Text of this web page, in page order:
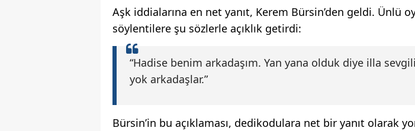
Aşk iddialarına en net yanıt, Kerem Bürsin’den geldi. Ünlü
söylentilere şu sözlerle açıklık getirdi:
“Hadise benim arkadaşım. Yan yana olduk diye illa
yok arkadaşlar.”
Bürsin’in bu açıklaması, dedikodulara net bir yanıt olarak